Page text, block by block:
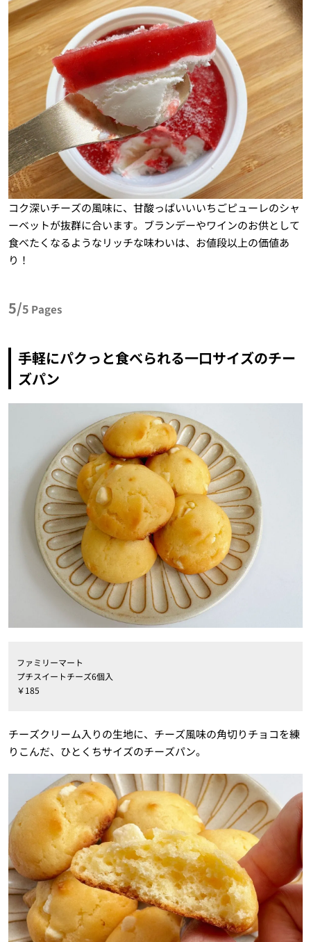
コク深いチーズの風味に、甘酸っぱいいいちごピューレのシャ
ーベットが抜群に合います。ブランデーやワインのお供として
食べたくなるようなリッチな味わいは、お値段以上の価値あ
り！
5/5 Pages
手軽にパクっと食べられる一口サイズのチー
ズパン
ファミリーマート
プチスイートチーズ6個入
￥185
チーズクリーム入りの生地に、チーズ風味の角切りチョコを練
りこんだ、ひとくちサイズのチーズパン。